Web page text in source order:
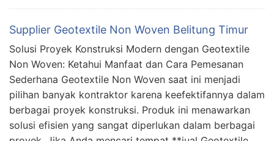
Supplier Geotextile Non Woven Belitung Timur
Solusi Proyek Konstruksi Modern dengan Geotextile
Non Woven: Ketahui Manfaat dan Cara Pemesanan
Sederhana Geotextile Non Woven saat ini menjadi
pilihan banyak kontraktor karena keefektifannya dalam
berbagai proyek konstruksi. Produk ini menawarkan
solusi efisien yang sangat diperlukan dalam berbagai